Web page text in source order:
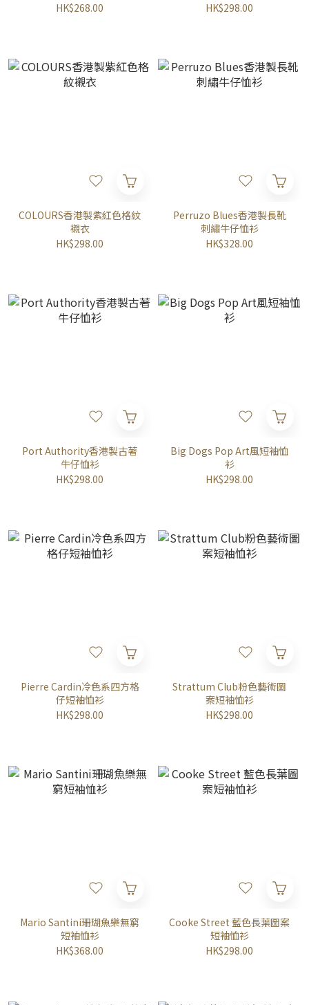
HK$268.00 HK$298.00
COLOURS香港製紫紅色格紋
襯衣
HK$298.00
Perruzo Blues香港製長靴
刺繡牛仔恤衫
HK$328.00
Port Authority香港製古著
牛仔恤衫
HK$298.00
Big Dogs Pop Art風短袖恤
衫
HK$298.00
Pierre Cardin冷色系四方格
仔短袖恤衫
HK$298.00
Strattum Club粉色藝術圖
案短袖恤衫
HK$298.00
Mario Santini珊瑚魚樂無窮
短袖恤衫
HK$368.00
Cooke Street 藍色長葉圖案
短袖恤衫
HK$298.00